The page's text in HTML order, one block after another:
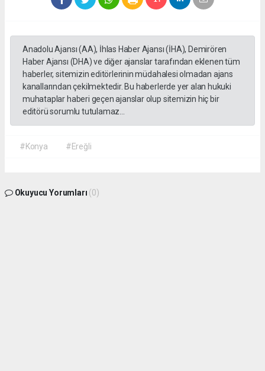
Anadolu Ajansı (AA), İhlas Haber Ajansı (İHA), Demirören
Haber Ajansı (DHA) ve diğer ajanslar tarafından eklenen tüm
haberler, sitemizin editörlerinin müdahalesi olmadan ajans
kanallarından çekilmektedir. Bu haberlerde yer alan hukuki
muhataplar haberi geçen ajanslar olup sitemizin hiç bir
editörü sorumlu tutulamaz...
#Konya #Ereğli
Okuyucu Yorumları (0)